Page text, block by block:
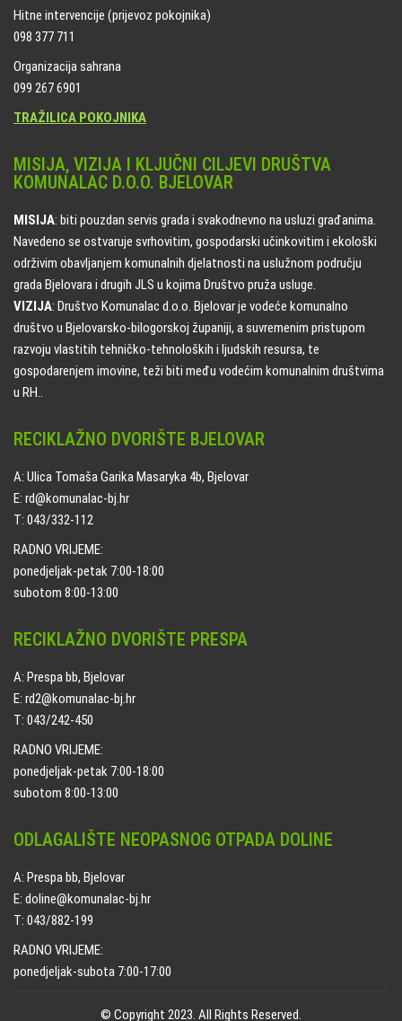
Hitne intervencije (prijevoz pokojnika)
098 377 711
Organizacija sahrana
099 267 6901
TRAŽILICA POKOJNIKA
MISIJA, VIZIJA I KLJUČNI CILJEVI DRUŠTVA
KOMUNALAC D.O.O. BJELOVAR
MISIJA: biti pouzdan servis grada i svakodnevno na usluzi građanima.
Navedeno se ostvaruje svrhovitim, gospodarski učinkovitim i ekološki
održivim obavljanjem komunalnih djelatnosti na uslužnom području
grada Bjelovara i drugih JLS u kojima Društvo pruža usluge.
VIZIJA: Društvo Komunalac d.o.o. Bjelovar je vodeće komunalno
društvo u Bjelovarsko-bilogorskoj županiji, a suvremenim pristupom
razvoju vlastitih tehničko-tehnoloških i ljudskih resursa, te
gospodarenjem imovine, teži biti među vodećim komunalnim društvima
u RH..
RECIKLAŽNO DVORIŠTE BJELOVAR
A: Ulica Tomaša Garika Masaryka 4b, Bjelovar
E: rd@komunalac-bj.hr
T: 043/332-112
RADNO VRIJEME:
ponedjeljak-petak 7:00-18:00
subotom 8:00-13:00
RECIKLAŽNO DVORIŠTE PRESPA
A: Prespa bb, Bjelovar
E: rd2@komunalac-bj.hr
T: 043/242-450
RADNO VRIJEME:
ponedjeljak-petak 7:00-18:00
subotom 8:00-13:00
ODLAGALIŠTE NEOPASNOG OTPADA DOLINE
A: Prespa bb, Bjelovar
E: doline@komunalac-bj.hr
T: 043/882-199
RADNO VRIJEME:
ponedjeljak-subota 7:00-17:00
© Copyright 2023. All Rights Reserved.